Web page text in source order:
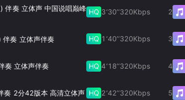
伴奏 立体声 中国说唱巅峰 HQ 3‘30’‘320Kbps
伴奏 立体声伴奏 HQ 1‘40’‘320Kbps
奏 立体声伴奏 HQ 4‘18’‘320Kbps
奏 2分42版本 高清立体声 HQ 2‘42’‘320Kbps
2
3
4
5